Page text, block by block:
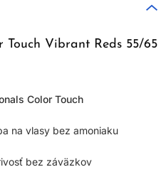
Touch Vibrant Reds 55/65
Color Touch
na vlasy bez amoniaku
bez záväzkov